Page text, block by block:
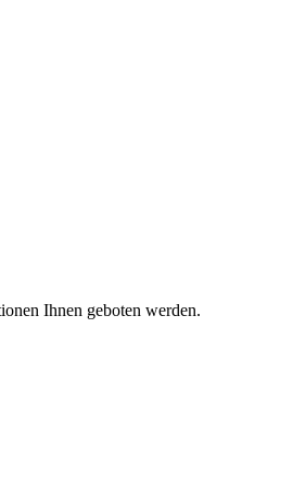
Ihnen geboten werden.